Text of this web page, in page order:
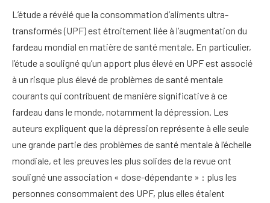
L’étude a révélé que la consommation d’aliments ultra-
transformés (UPF) est étroitement liée à l’augmentation du
fardeau mondial en matière de santé mentale. En particulier,
l’étude a souligné qu’un apport plus élevé en UPF est associé
à un risque plus élevé de problèmes de santé mentale
courants qui contribuent de manière significative à ce
fardeau dans le monde, notamment la dépression. Les
auteurs expliquent que la dépression représente à elle seule
une grande partie des problèmes de santé mentale à l’échelle
mondiale, et les preuves les plus solides de la revue ont
souligné une association « dose-dépendante » : plus les
personnes consommaient des UPF, plus elles étaient